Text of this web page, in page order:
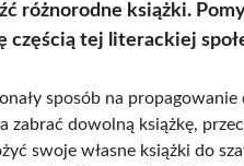
różnorodne książki.
częścią tej literackiej
sposób na
zabrać dowolną książkę,
swoje własne książki do